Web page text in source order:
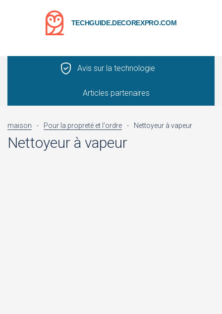
TECHGUIDE.DECOREXPRO.COM
Avis sur la technologie
Articles partenaires
maison - Pour la propreté et l'ordre - Nettoyeur à vapeur
Nettoyeur à vapeur